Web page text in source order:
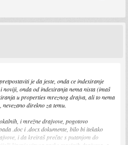
je da jeste, onda ce indexiranje
onda od indexiranja nema nista (imaš
u properties mreznog drajva, ali to nema
direkno za temu.
i mrežne drajvove, pogotovo
.doc i .docx dokumente, bilo bi itekako
i da kreiraš prečac s putanjom do